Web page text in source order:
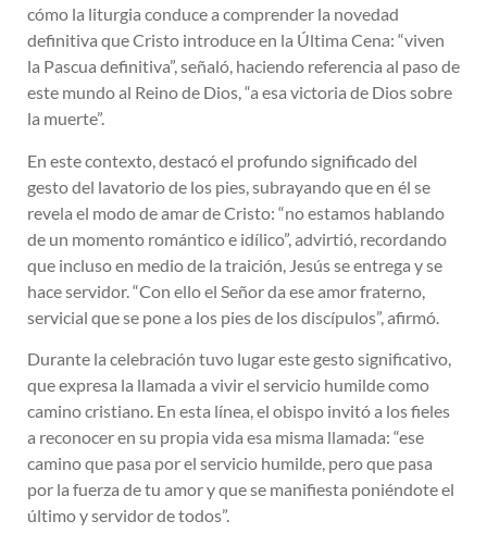
cómo la liturgia conduce a comprender la novedad
definitiva que Cristo introduce en la Última Cena: “viven
la Pascua definitiva”, señaló, haciendo referencia al paso de
este mundo al Reino de Dios, “a esa victoria de Dios sobre
la muerte”.
En este contexto, destacó el profundo significado del
gesto del lavatorio de los pies, subrayando que en él se
revela el modo de amar de Cristo: “no estamos hablando
de un momento romántico e idílico”, advirtió, recordando
que incluso en medio de la traición, Jesús se entrega y se
hace servidor. “Con ello el Señor da ese amor fraterno,
servicial que se pone a los pies de los discípulos”, afirmó.
Durante la celebración tuvo lugar este gesto significativo,
que expresa la llamada a vivir el servicio humilde como
camino cristiano. En esta línea, el obispo invitó a los fieles
a reconocer en su propia vida esa misma llamada: “ese
camino que pasa por el servicio humilde, pero que pasa
por la fuerza de tu amor y que se manifiesta poniéndote el
último y servidor de todos”.